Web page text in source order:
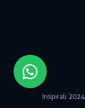
Inspirali